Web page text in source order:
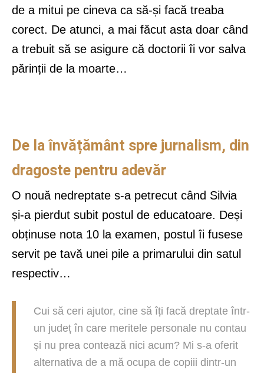
de a mitui pe cineva ca să-și facă treaba
corect. De atunci, a mai făcut asta doar când
a trebuit să se asigure că doctorii îi vor salva
părinții de la moarte…
De la învățământ spre jurnalism, din
dragoste pentru adevăr
O nouă nedreptate s-a petrecut când Silvia
și-a pierdut subit postul de educatoare. Deși
obținuse nota 10 la examen, postul îi fusese
servit pe tavă unei pile a primarului din satul
respectiv…
Cui să ceri ajutor, cine să îți facă dreptate într-
un județ în care meritele personale nu contau
și nu prea contează nici acum? Mi s-a oferit
alternativa de a mă ocupa de copiii dintr-un